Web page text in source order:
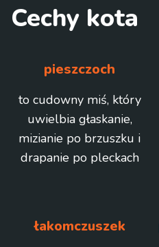
Cechy kota
pieszczoch
to cudowny miś, który
uwielbia głaskanie,
mizianie po brzuszku i
drapanie po pleckach
łakomczuszek